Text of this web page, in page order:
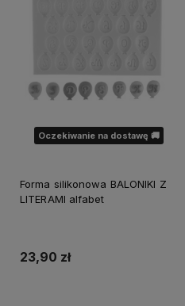
Oczekiwanie na dostawę 🚚
Forma silikonowa BALONIKI Z
LITERAMI alfabet
23,90 zł